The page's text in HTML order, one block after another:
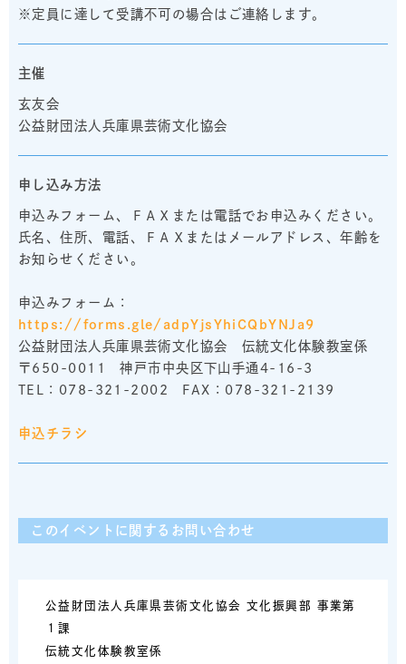
※定員に達して受講不可の場合はご連絡します。
主催
玄友会
公益財団法人兵庫県芸術文化協会
申し込み方法
申込みフォーム、ＦＡＸまたは電話でお申込みください。
氏名、住所、電話、ＦＡＸまたはメールアドレス、年齢を
お知らせください。
申込みフォーム：
https://forms.gle/adpYjsYhiCQbYNJa9
公益財団法人兵庫県芸術文化協会 伝統文化体験教室係
〒650-0011 神戸市中央区下山手通4-16-3
TEL：078-321-2002 FAX：078-321-2139
申込チラシ
このイベントに関するお問い合わせ
公益財団法人兵庫県芸術文化協会 文化振興部 事業第
１課
伝統文化体験教室係